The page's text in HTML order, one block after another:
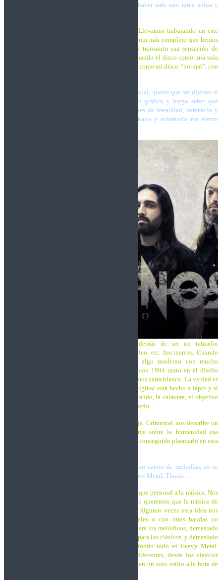
tenga esa sensación de continuidad… Debe de haber sido una tarea ardua y
Mucho. Más de lo que esperábamos. Llevamos trabajando en este
disco más de dos años y es, con diferencia, el álbum más complejo que hemos
hecho hasta ahora. Esperamos haber conseguido transmitir esa sensación de
continuidad y que la gente pueda disfrutar escuchando el disco como una sola
pieza musical, aunque también se puede escuchar como un disco “normal”, con
La portada está dibujada por el tatuador Rafa Garabal, quería que me dijerais si
tenía experiencia previa en el campo del diseño gráfico y luego saber qué
queréis transmitir con ella. Yo percibo sensaciones de irrealidad, demencia y
muerte, enfrentado a una todo poderosa maquinaria y sobretodo me siento
Rafa es un amigo nuestro que además de ser un tatuador
impresionante, tiene unos dibujos en acuarela, óleo, etc. fascinantes. Cuando
pensamos en hacer la portada, no queríamos algo moderno con mucho
Photoshop, queríamos algo que tuviera que ver con 1984 tanto en el diseño
como en el estilo, así que hablamos con él y le dimos carta blanca. La verdad es
que fue lo mejor que pudimos hacer. El dibujo original está hecho a lápiz y si
ves la lámina, te da un escalofrío. Tantos ojos mirando, la calavera, el objetivo
de la cámara y todo sobre un individuo, sólo, pequeño…
¿Te sientes observado? Bien, esa era la idea, jajaja. Crimental nos describe un
mundo hundido bajo el control total que ejerce sobre la humanidad esa
todopoderosa maquinaria que comentas y Rafa ha conseguido plasmarlo en esta
En el aspecto musical, es un disco potente pero no carece de melodías, no se
puede encasillar en un sólo estilo, hay algo de Power Metal, Thrash…
Siempre hemos querido darle nuestro toque personal a la música. Nos
gusta mucho el Thrash y nos gusta la melodía. No queremos que la música de
Trashnos esté encasillada en un estilo concreto. Algunas veces esta idea nos
perjudica porque a la hora de tocar en festivales o con otras bandas no
acabamos de encajar. Somos demasiado cañeros para los melódicos, demasiado
melódicos para los cañeros; demasiado modernos para los clásicos, y demasiado
clásicos para los modernos. Pero bueno, en el fondo todo es Heavy Metal.
Nosotros escuchamos muchos tipos de música diferentes, desde los clásicos
hasta lo más actual, entonces ¿por qué encerrarse en un solo estilo a la hora de